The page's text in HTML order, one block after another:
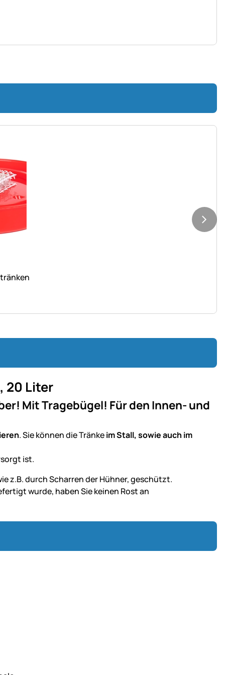
20 Liter
Mit Tragebügel! Für den Innen- und
. Sie können die Tränkeim Stall, sowie auch im
ist.
z.B. durch Scharren der Hühner, geschützt.
wurde, haben Sie keinen Rost an